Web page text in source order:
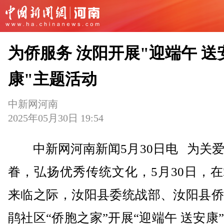
为侨服务 汝阳开展"迎端午 送
康"主题活动
中新网河南
2025年05月30日 19:54
中新网河南新闻5月30日电 为关爱
眷，弘扬优秀传统文化，5月30日，
来临之际，汝阳县委统战部、汝阳县
鹃社区“侨胞之家”开展“迎端午 送安康